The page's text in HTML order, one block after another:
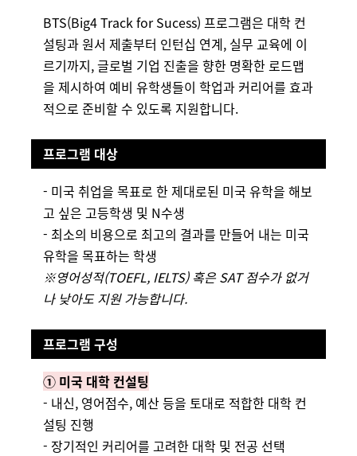
BTS(Big4 Track for Sucess) 프로그램은 대학 컨
설팅과 원서 제출부터 인턴십 연계, 실무 교육에 이
르기까지, 글로벌 기업 진출을 향한 명확한 로드맵
을 제시하여 예비 유학생들이 학업과 커리어를 효과
적으로 준비할 수 있도록 지원합니다.
프로그램 대상
- 미국 취업을 목표로 한 제대로된 미국 유학을 해보
고 싶은 고등학생 및 N수생
- 최소의 비용으로 최고의 결과를 만들어 내는 미국
유학을 목표하는 학생
※영어성적(TOEFL, IELTS) 혹은 SAT 점수가 없거
나 낮아도 지원 가능합니다.
프로그램 구성
① 미국 대학 컨설팅
- 내신, 영어점수, 예산 등을 토대로 적합한 대학 컨
설팅 진행
- 장기적인 커리어를 고려한 대학 및 전공 선택